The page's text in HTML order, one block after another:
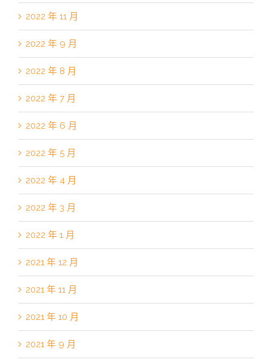
2022 年 11 月
2022 年 9 月
2022 年 8 月
2022 年 7 月
2022 年 6 月
2022 年 5 月
2022 年 4 月
2022 年 3 月
2022 年 1 月
2021 年 12 月
2021 年 11 月
2021 年 10 月
2021 年 9 月